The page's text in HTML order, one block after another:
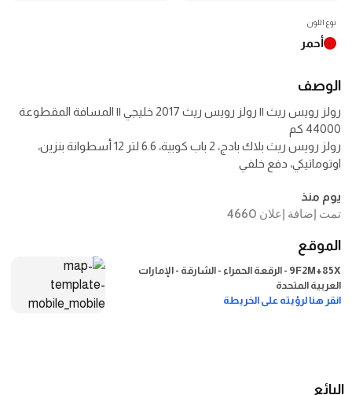
نوع اللون
أحمر
الوصف
رولز رويس ريث || رولز رويس ريث 2017 خليجي || المسافة المقطوعة
رولز رويس ريث بلاك بادج، 2 باب كوبية، 6.6 لتر 12 أسطوانة بنزين،
اوتوماتيكي، دفع خلفي
يوم منذ
تمت إضافة إعلان 4660
الموقع
9F2M+85X - الرقعة الحمراء - الشارقة - الإمارات
العربية المتحدة
انقر هنا لرؤيته على الخريطة
البائع